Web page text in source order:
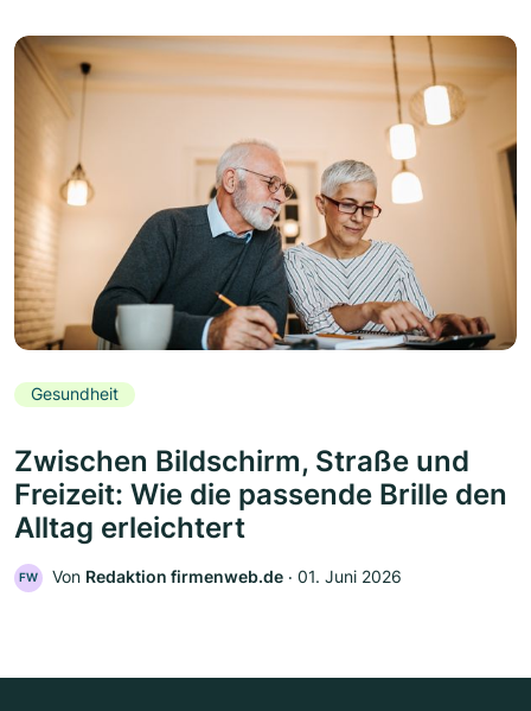
Gesundheit
Zwischen Bildschirm, Straße und
Freizeit: Wie die passende Brille den
Alltag erleichtert
FW Von Redaktion firmenweb.de ‧ 01. Juni 2026